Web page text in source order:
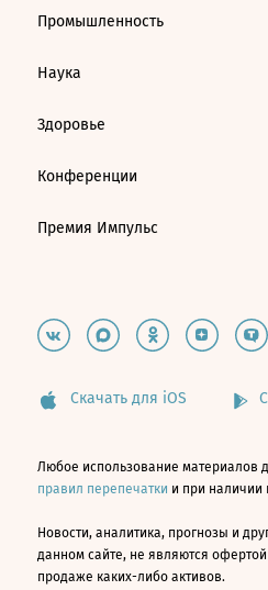
Промышленность
Наука
Здоровье
Конференции
Премия Импульс
Скачать для iOS
Любое использование материалов
правил перепечатки и при наличии
Новости, аналитика, прогнозы и
данном сайте, не являются
продаже каких-либо активов.